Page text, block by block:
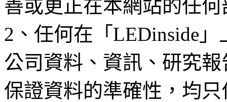
善或更正在本網站的任
2、任何在「LEDinside
公司資料、資訊、研究
保證資料的準確性，均